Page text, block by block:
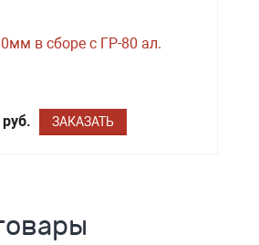
в сборе с ГР-80 ал.
ЗАКАЗАТЬ